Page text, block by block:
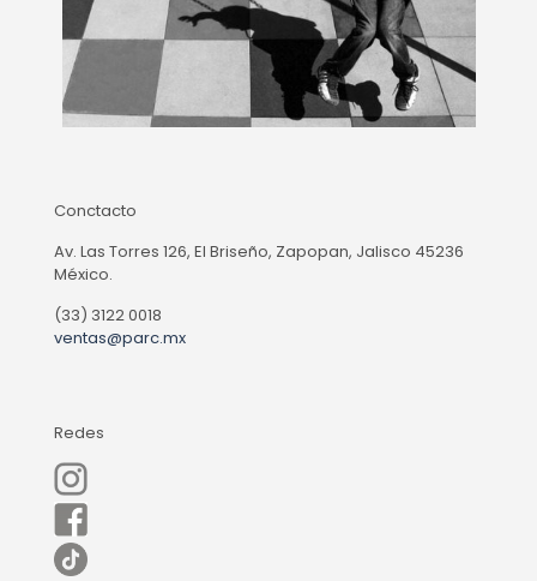
Conctacto
Av. Las Torres 126, El Briseño, Zapopan, Jalisco 45236
México.
(33) 3122 0018
ventas@parc.mx
Redes